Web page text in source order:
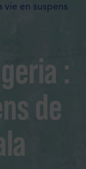
vie en suspens
:
de